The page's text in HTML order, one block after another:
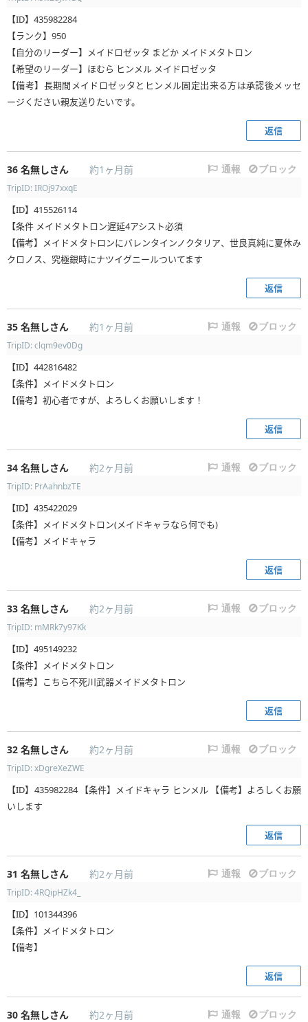
【ID】435982284
【ランク】950
【自分のリーダー】メイドロゼッタ まどか メイドメタトロン
【希望のリーダー】ほむら ヒンメル メイドロゼッタ
【備考】長期間メイドロゼッタとヒンメル固定出来る方は承認後メッセ
ージください親友送りたいです。
返信
36 名無しさん 約1ヶ月前 通報 ブロック
TripID: IROj97xxqE
【ID】415526114
【条件 メイドメタトロン遅延4アシスト必須
【備考】メイドメタトロンにバレンタインノクタリア、世良真純に夏休み
クロノス、究極銀時にナツイグニールついてます
返信
35 名無しさん 約1ヶ月前 通報 ブロック
TripID: clqm9ev0Dg
【ID】442816482
【条件】メイドメタトロン
【備考】初心者ですが、よろしくお願いします！
返信
34 名無しさん 約2ヶ月前 通報 ブロック
TripID: PrAahnbzTE
【ID】435422029
【条件】メイドメタトロン(メイドキャラなら何でも)
【備考】メイドキャラ
返信
33 名無しさん 約2ヶ月前 通報 ブロック
TripID: mMRk7y97Kk
【ID】495149232
【条件】メイドメタトロン
【備考】こちら不死川武器メイドメタトロン
返信
32 名無しさん 約2ヶ月前 通報 ブロック
TripID: xDgreXeZWE
【ID】435982284 【条件】メイドキャラ ヒンメル 【備考】よろしくお願
いします
返信
31 名無しさん 約2ヶ月前 通報 ブロック
TripID: 4RQipHZk4_
【ID】101344396
【条件】メイドメタトロン
【備考】
返信
30 名無しさん 約2ヶ月前 通報 ブロック